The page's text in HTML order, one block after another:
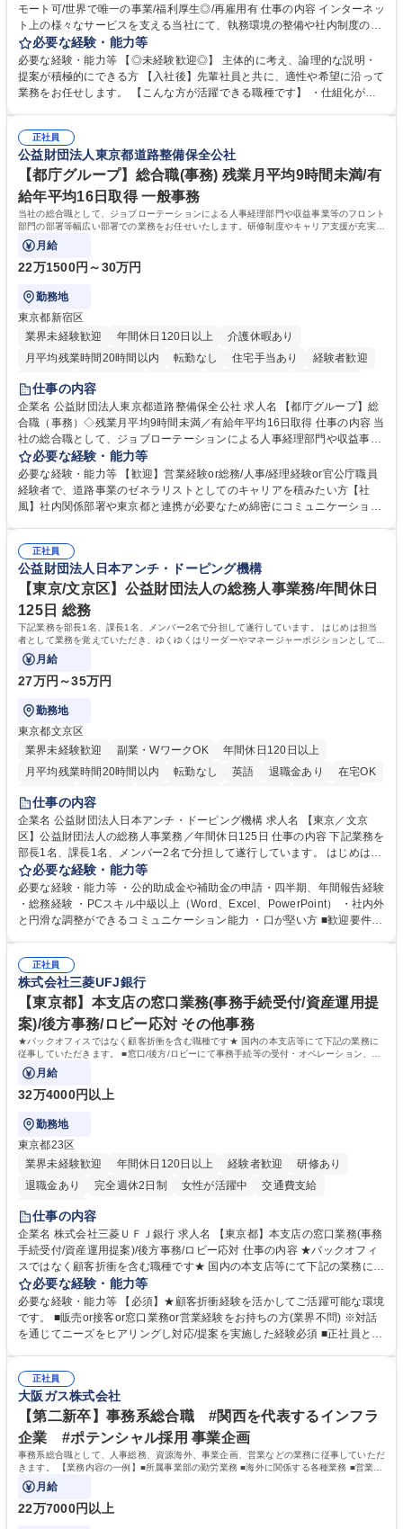
モート可/世界で唯一の事業/福利厚生◎/再雇用有 仕事の内容 インターネッ
ト上の様々なサービスを支える当社にて、執務環境の整備や社内制度の検
討、イベント運営などの幅広い業務を担当し、間接的に会社の生産性向上
や成長に貢献している部署です。 会社の全メンバーが安心して長く成果を
発揮できる環境を整えるために、毎日のメンテナンスや維持管理に加え、
新たな施策検討を積極的に行っていただき、会社全体を巻き込み課題解決
幅広い業務の体得が可能で、多様なキャリアパスを描くことも可能です。
募集職種 【総務】未経験歓迎◎/リモート可/世界で唯一の事業/福利厚生◎/
再雇用有
必要な経験・能力等
必要な経験・能力等 【◎未経験歓迎◎】 主体的に考え、論理的な説明・
提案が積極的にできる方 【入社後】先輩社員と共に、適性や希望に沿って
業務をお任せします。 【こんな方が活躍できる職種です】 ・仕組化が好
対処できる・新しいことに興味関心がある 【魅力】■自己啓発支援：資格
取得や通信教育など費用の80%（年間25万円まで）を補助 ■住宅手当：家
賃の50%（月額7万円まで）を補助 学歴・資格 学歴：大学院 大学 語学
力： 資格：
正社員
公益財団法人東京都道路整備保全公社
【都庁グループ】総合職(事務) 残業月平均9時間未満/有
給年平均16日取得 一般事務
当社の総合職として、ジョブローテーションによる人事経理部門や収益事業等のフロント
部門の部署等幅広い部署での業務をお任せいたします。研修制度やキャリア支援が充実し
ております！ ※下記業務詳細
月給
22万1500円～30万円
勤務地
東京都新宿区
業界未経験歓迎
年間休日120日以上
介護休暇あり
月平均残業時間20時間以内
転勤なし 住宅手当あり
経験者歓迎
研修あり
退職金あり
駅近5分以内
資格取得手当あり 食事補助あり
仕事の内容
企業名 公益財団法人東京都道路整備保全公社 求人名 【都庁グループ】総
合職（事務）◇残業月平均9時間未満／有給年平均16日取得 仕事の内容 当
社の総合職として、ジョブローテーションによる人事経理部門や収益事業
等のフロント部門の部署等幅広い部署での業務をお任せいたします。研修
制度やキャリア支援が充実しております！ ※下記業務詳細 【業務詳細】■
管理部門：広報、人事、経理など当公社の運営に係る管理業務 ■収益部
門：駐車場の新規開拓、管理運営、新宿駅西口広場の「イベントコーナ
道路施設や道路工事現場の見学ツアー事業 ※入社後は上記いずれかの部門
へ配属。※業務内容変更の範囲：会社の定める業務 募集職種 【都庁グル
ープ】総合職（事務）◇残業月平均9時間未満／有給年平均16日取得
必要な経験・能力等
必要な経験・能力等 【歓迎】営業経験or総務/人事/経理経験or官公庁職員
経験者で、道路事業のゼネラリストとしてのキャリアを積みたい方【社
風】社内関係部署や東京都と連携が必要なため綿密にコミュニケーション
部門など多岐に渡る業務を経験できます。 ■様々なプロジェクト：駐車場
事業の他、新宿駅西口広場内に設置された照明を兼ねた広告「ブライトサ
イン」の管理運営を行うなど、事業収益を生み出す活動を積極的に行って
います。 学歴・資格 学歴：大学院 大学 高専 短大 専修学校 高校 語学力：
資格：
正社員
公益財団法人日本アンチ・ドーピング機構
【東京/文京区】公益財団法人の総務人事業務/年間休日
125日 総務
下記業務を部長1名、課長1名、メンバー2名で分担して遂行しています。 はじめは担当
者として業務を覚えていただき、ゆくゆくはリーダーやマネージャーポジションとして活
躍いただくことを期待しています。
月給
27万円～35万円
勤務地
東京都文京区
業界未経験歓迎
副業・WワークOK
年間休日120日以上
月平均残業時間20時間以内
転勤なし 英語 退職金あり
在宅OK
賞与あり
育休あり
食事補助あり
仕事の内容
企業名 公益財団法人日本アンチ・ドーピング機構 求人名 【東京／文京
区】公益財団法人の総務人事業務／年間休日125日 仕事の内容 下記業務を
部長1名、課長1名、メンバー2名で分担して遂行しています。 はじめは担
当者として業務を覚えていただき、ゆくゆくはリーダーやマネージャーポ
ジションとして活躍いただくことを期待しています。 【総務・人事グルー
プの業務内容】 ・人事制度関連 ・採用活動 ・教育研修の企画、実行 ・勤
怠管理 ・官公庁への各種提出 ・法定の会議運営（評議員会、理事会） ・
管理 ・福利厚生関連 ・職員からの問合せ、相談対応 ・その他日常の総務
業務全般 募集職種 【東京／文京区】公益財団法人の総務人事業務／年間
休日125日
必要な経験・能力等
必要な経験・能力等 ・公的助成金や補助金の申請・四半期、年間報告経験
・総務経験 ・PCスキル中級以上（Word、Excel、PowerPoint） ・社内外
と円滑な調整ができるコミュニケーション能力 ・口が堅い方 ■歓迎要件
正社員
株式会社三菱UFJ銀行
【東京都】本支店の窓口業務(事務手続受付/資産運用提
案)/後方事務/ロビー応対 その他事務
★バックオフィスではなく顧客折衝を含む職種です★ 国内の本支店等にて下記の業務に
従事していただきます。 ■窓口/後方/ロビーにて事務手続等の受付・オペレーション、お
客様対応
月給
32万4000円以上
勤務地
東京都23区
業界未経験歓迎
年間休日120日以上 経験者歓迎
研修あり
退職金あり
完全週休2日制 女性が活躍中
交通費支給
土日祝休み
仕事の内容
企業名 株式会社三菱ＵＦＪ銀行 求人名 【東京都】本支店の窓口業務(事務
手続受付/資産運用提案)/後方事務/ロビー応対 仕事の内容 ★バックオフィ
スではなく顧客折衝を含む職種です★ 国内の本支店等にて下記の業務に従
事していただきます。 ■窓口/後方/ロビーにて事務手続等の受付・オペレ
ーション、お客様対応 ■窓口にて、ご来店された個人のお客様に対して金
融商品のご提案 ■効率的な事務運用の検討・構築等 ≪業務紹介：ご応募前
に必ずご覧ください≫ ※記事 https://www.mysite.bk.mufg.jp/career/circle/
必要な経験・能力等
必要な経験・能力等 【必須】★顧客折衝経験を活かしてご活躍可能な環境
です。 ■販売or接客or窓口業務or営業経験をお持ちの方(業界不問) ※対話
を通じてニーズをヒアリングし対応/提案を実施した経験必須 ■正社員とし
るので安心して入行いただけます。 幅広いキャリアの選択肢があり、公募
や社内副業等を活用し、 一人ひとりが挑戦できるカルチャーが浸透してい
ます。 学歴・資格 学歴：大学院 大学 高専 短大 専修学校 高校 語学力：
資格：
正社員
大阪ガス株式会社
【第二新卒】事務系総合職 #関西を代表するインフラ
企業 #ポテンシャル採用 事業企画
事務系総合職として、人事総務、資源海外、事業企画、営業などの業務に従事していただ
きます。 【業務内容の一例】■所属事業部の勤労業務 ■海外に関係する各種業務 ■営業部
門の企画スタッフ、ルート営業
月給
22万7000円以上